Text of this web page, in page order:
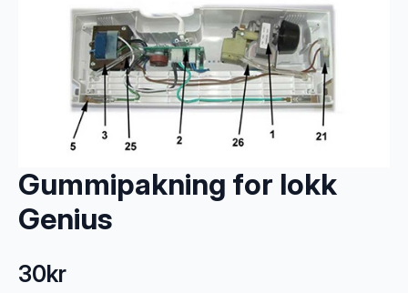
Gummipakning for lokk
Genius
30kr